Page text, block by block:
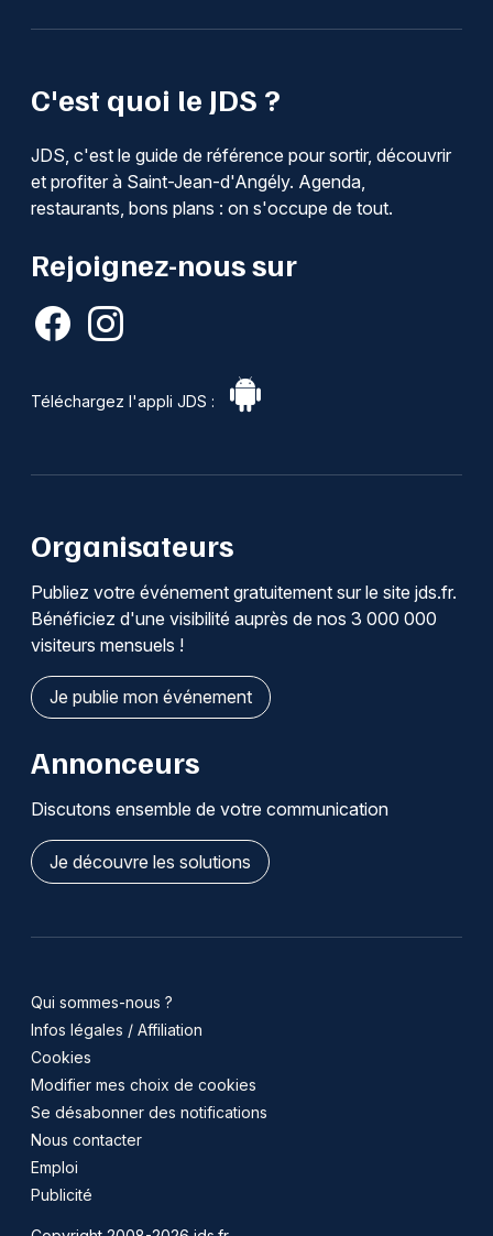
C'est quoi le JDS ?
JDS, c'est le guide de référence pour sortir, découvrir
et profiter à Saint-Jean-d'Angély. Agenda,
restaurants, bons plans : on s'occupe de tout.
Rejoignez-nous sur
Téléchargez l'appli JDS :
Organisateurs
Publiez votre événement gratuitement sur le site jds.fr.
Bénéficiez d'une visibilité auprès de nos 3 000 000
visiteurs mensuels !
Je publie mon événement
Annonceurs
Discutons ensemble de votre communication
Je découvre les solutions
Qui sommes-nous ?
Infos légales / Affiliation
Cookies
Modifier mes choix de cookies
Se désabonner des notifications
Nous contacter
Emploi
Publicité